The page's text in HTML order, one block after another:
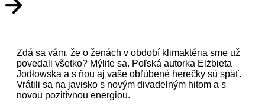
Zdá sa vám, že o ženách v období klimaktéria sme už
povedali všetko? Mýlite sa. Poľská autorka Elżbieta
Jodłowska a s ňou aj vaše obľúbené herečky sú späť.
Vrátili sa na javisko s novým divadelným hitom a s
novou pozitívnou energiou.